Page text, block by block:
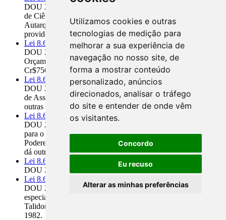
Utilizamos cookies e outras
tecnologias de medição para
melhorar a sua experiência de
navegação no nosso site, de
forma a mostrar conteúdo
personalizado, anúncios
direcionados, analisar o tráfego
do site e entender de onde vêm
os visitantes.
Concordo
Eu recuso
Alterar as minhas preferências
DOU 29.7.93 - Dispõe sobre o Plano de Carreiras para a área
de Ciência e Tecnologia da Administração Federal Direta, das
Autarquias e das Fundações Federais e dá outras
providências.
Lei 8.690/1993
DOU 28.7.93 - Autoriza o Poder Executivo a abrir ao
Orçamento da União crédito suplementar no valor de
Cr$756.722.800.000.000,00 para os fins que especifica.
Lei 8.689/1993
DOU 28.7.93 - Dispõe sobre a extinção do Instituto Nacional
de Assistência Médica da Previdência Social (Inamps) e dá
outras providências.
Lei 8.688/1993
DOU 23.7.93 - Dispõe sobre as alíquotas de contribuição
para o Plano de Seguridade do servidor público civil dos
Poderes da União, das autarquias e das fundações públicas, e
dá outras providências.
Lei 8.687/1993
DOU 21.7.93 - Retira da incidência do Imposto
Lei 8.686/1993
DOU 21.7.93 - Dispõe sobre o reajustamento da pensão
especial aos deficientes físicos portadores da Síndrome de
Talidomida, instituída pela Lei 7.070, de 20 de dezembro de
1982.